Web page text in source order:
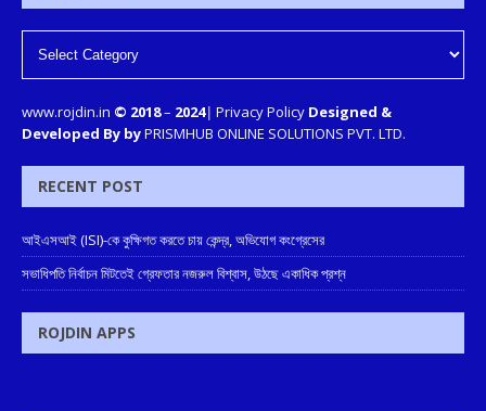
www.rojdin.in © 2018– 2024| Privacy Policy Designed &
Developed By byPRISMHUB ONLINE SOLUTIONS PVT. LTD.
RECENT POST
আইএসআই (ISI)-কে কুক্ষিগত করতে চায় কেন্দ্র, অভিযোগ কংগ্রেসের
সভাধিপতি নির্বাচন মিটতেই গ্রেফতার নজরুল বিশ্বাস, উঠছে একাধিক প্রশ্ন
ROJDIN APPS